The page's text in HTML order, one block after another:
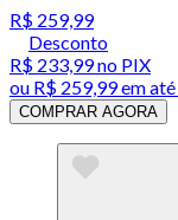
R$ 259,99
Desconto
R$ 233,99no PIX
ou R$ 259,99em até
COMPRAR AGORA